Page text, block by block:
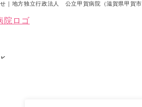
｜地方独立行政法人 公立甲賀病院（滋賀県甲賀市